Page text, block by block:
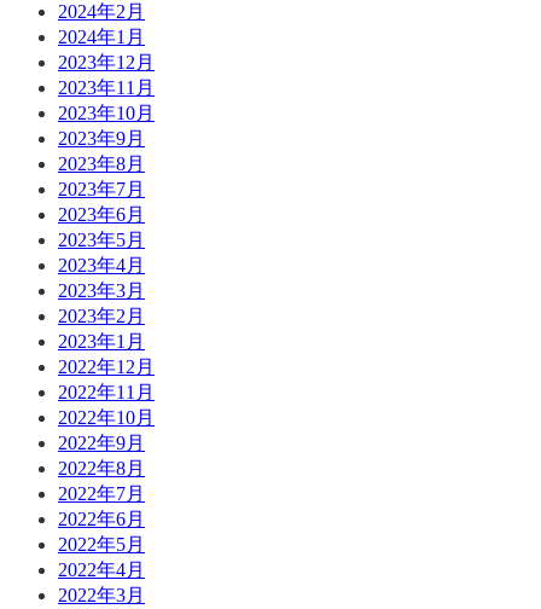
2024年2月
2024年1月
2023年12月
2023年11月
2023年10月
2023年9月
2023年8月
2023年7月
2023年6月
2023年5月
2023年4月
2023年3月
2023年2月
2023年1月
2022年12月
2022年11月
2022年10月
2022年9月
2022年8月
2022年7月
2022年6月
2022年5月
2022年4月
2022年3月